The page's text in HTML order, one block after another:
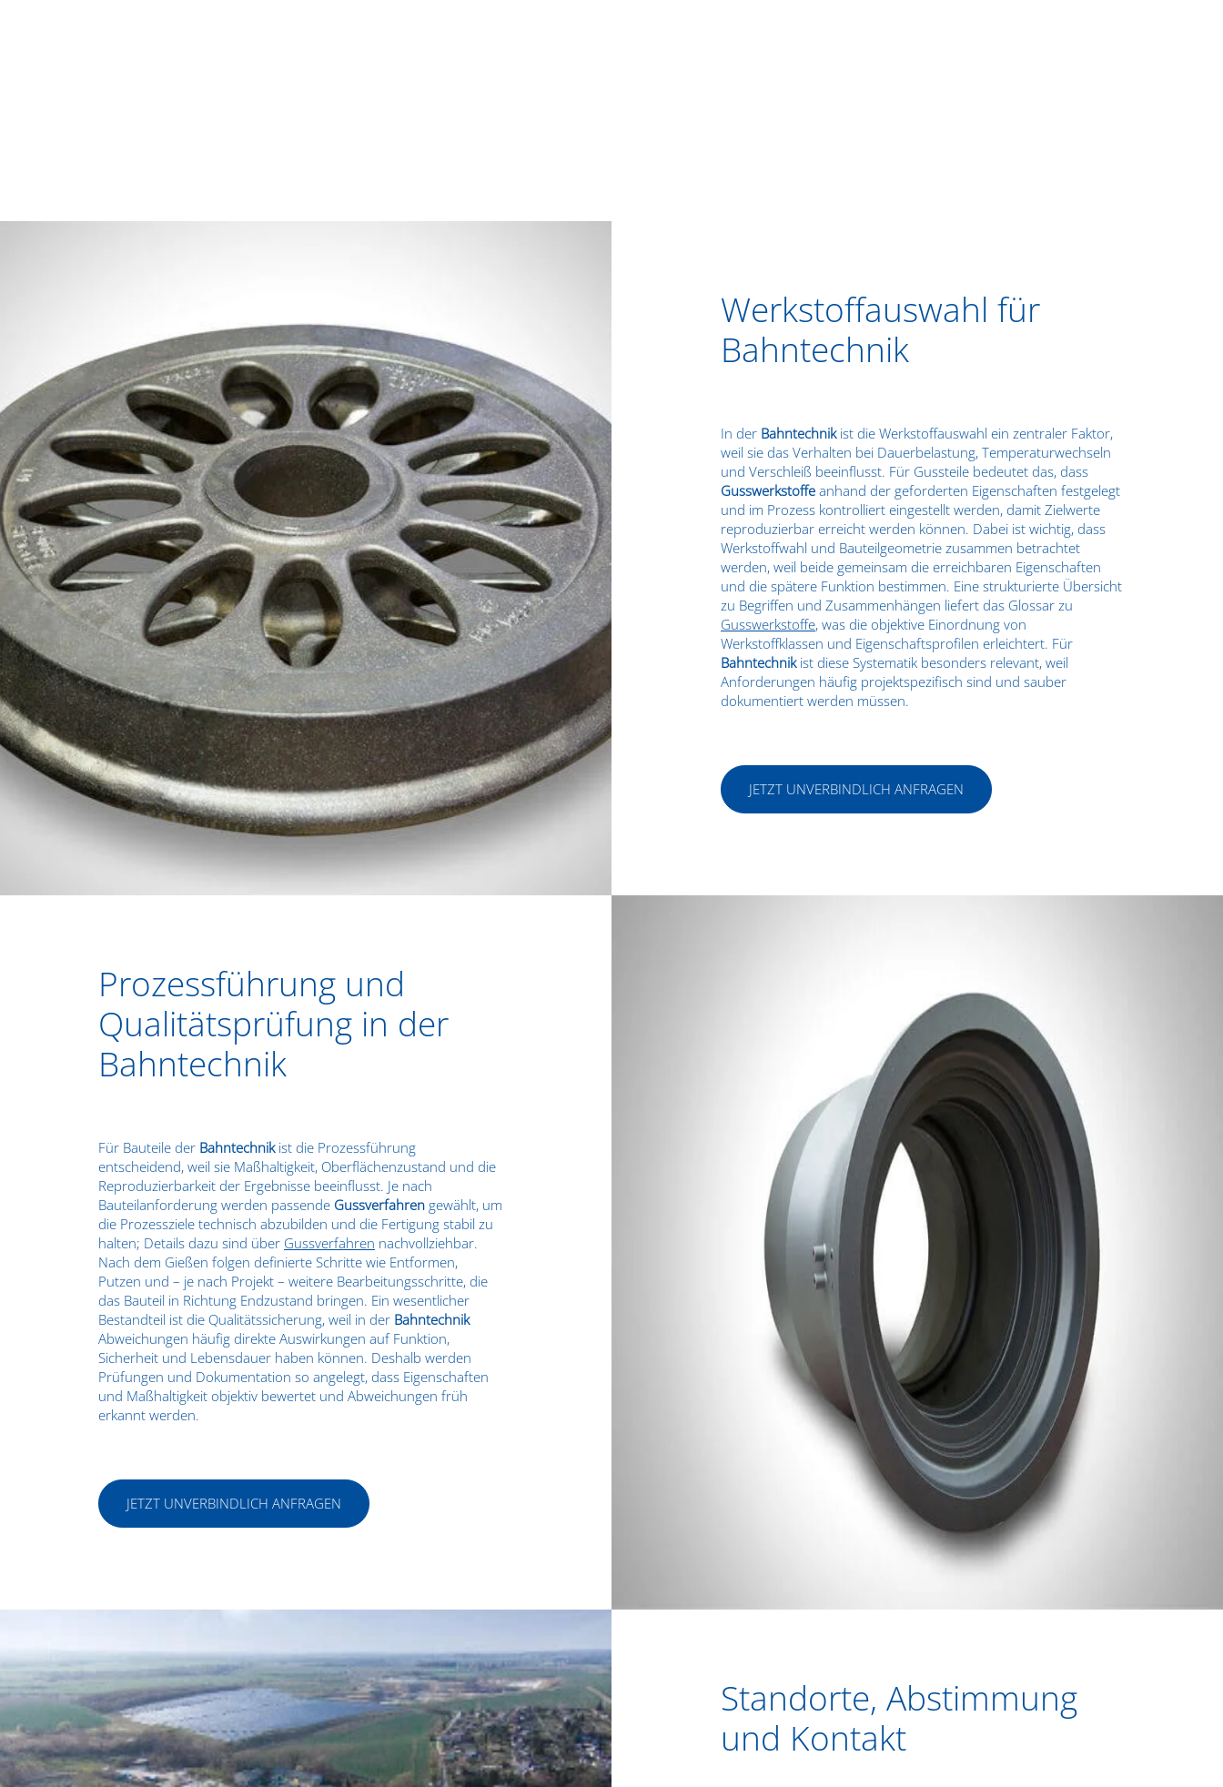
Werkstoffauswahl für
Bahntechnik
In der Bahntechnikist die Werkstoffauswahl ein zentraler Faktor,
weil sie das Verhalten bei Dauerbelastung, Temperaturwechseln
und Verschleiß beeinflusst. Für Gussteile bedeutet das, dass
Gusswerkstoffe anhand der geforderten Eigenschaften festgelegt
und im Prozess kontrolliert eingestellt werden, damit Zielwerte
reproduzierbar erreicht werden können. Dabei ist wichtig, dass
Werkstoffwahl und Bauteilgeometrie zusammen betrachtet
werden, weil beide gemeinsam die erreichbaren Eigenschaften
und die spätere Funktion bestimmen. Eine strukturierte Übersicht
zu Begriffen und Zusammenhängen liefert das Glossar zu
Gusswerkstoffe, was die objektive Einordnung von
Werkstoffklassen und Eigenschaftsprofilen erleichtert. Für
Bahntechnikist diese Systematik besonders relevant, weil
Anforderungen häufig projektspezifisch sind und sauber
dokumentiert werden müssen.
JETZT UNVERBINDLICH ANFRAGEN
Prozessführung und
Qualitätsprüfung in der
Bahntechnik
Für Bauteile der Bahntechnikist die Prozessführung
entscheidend, weil sie Maßhaltigkeit, Oberflächenzustand und die
Reproduzierbarkeit der Ergebnisse beeinflusst. Je nach
Bauteilanforderung werden passende Gussverfahren gewählt, um
die Prozessziele technisch abzubilden und die Fertigung stabil zu
halten; Details dazu sind über Gussverfahren nachvollziehbar.
Nach dem Gießen folgen definierte Schritte wie Entformen,
Putzen und – je nach Projekt – weitere Bearbeitungsschritte, die
das Bauteil in Richtung Endzustand bringen. Ein wesentlicher
Bestandteil ist die Qualitätssicherung, weil in der Bahntechnik
Abweichungen häufig direkte Auswirkungen auf Funktion,
Sicherheit und Lebensdauer haben können. Deshalb werden
Prüfungen und Dokumentation so angelegt, dass Eigenschaften
und Maßhaltigkeit objektiv bewertet und Abweichungen früh
erkannt werden.
JETZT UNVERBINDLICH ANFRAGEN
Standorte, Abstimmung
und Kontakt